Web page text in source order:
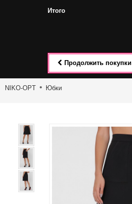
Итого
Продолжить покупки
NIKO-OPT Юбки